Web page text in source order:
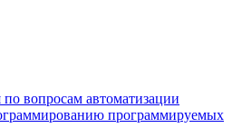
по вопросам автоматизации
программируемых